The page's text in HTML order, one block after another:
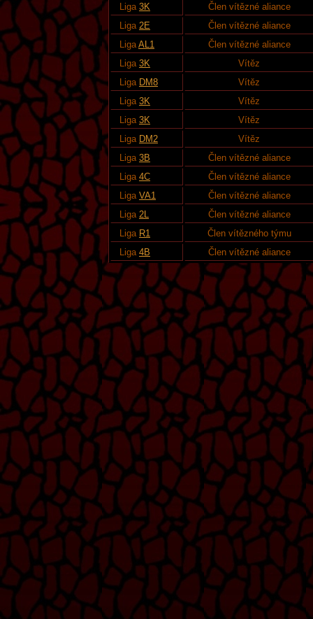
Liga 3K
Člen vítězné aliance
Liga 2E
Člen vítězné aliance
LigaAL1
Člen vítězné aliance
Liga 3K
Vítěz
Liga DM8
Vítěz
Liga 3K
Vítěz
Liga 3K
Vítěz
Liga DM2
Vítěz
Liga 3B
Člen vítězné aliance
Liga 4C
Člen vítězné aliance
Liga VA1
Člen vítězné aliance
Liga 2L
Člen vítězné aliance
Liga R1
Člen vítězného týmu
Liga 4B Člen vítězné aliance